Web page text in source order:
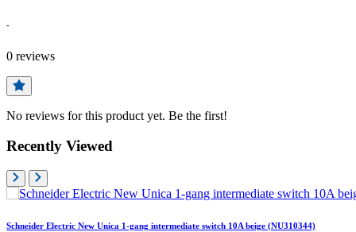
-
0 reviews
No reviews for this product yet. Be the first!
Recently Viewed
Schneider Electric New Unica 1-gang intermediate switch 10A beige (NU310344)